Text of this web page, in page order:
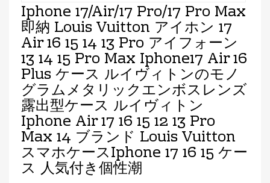
Iphone 17/air/17 Pro/17 Pro Max
即納 Louis Vuitton アイホン 17
Air 16 15 14 13 Pro アイフォーン
13 14 15 Pro Max Iphone17 Air 16
Plus ケース ルイヴィトンのモノ
グラムメタリックエンボスレンズ
露出型ケース ルイヴィトン
Iphone Air 17 16 15 12 13 Pro
Max 14 ブランド Louis Vuitton
スマホケースIphone 17 16 15 ケー
ス 人気付き個性潮